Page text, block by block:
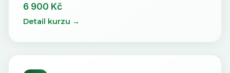
6 900 Kč
Detail kurzu →